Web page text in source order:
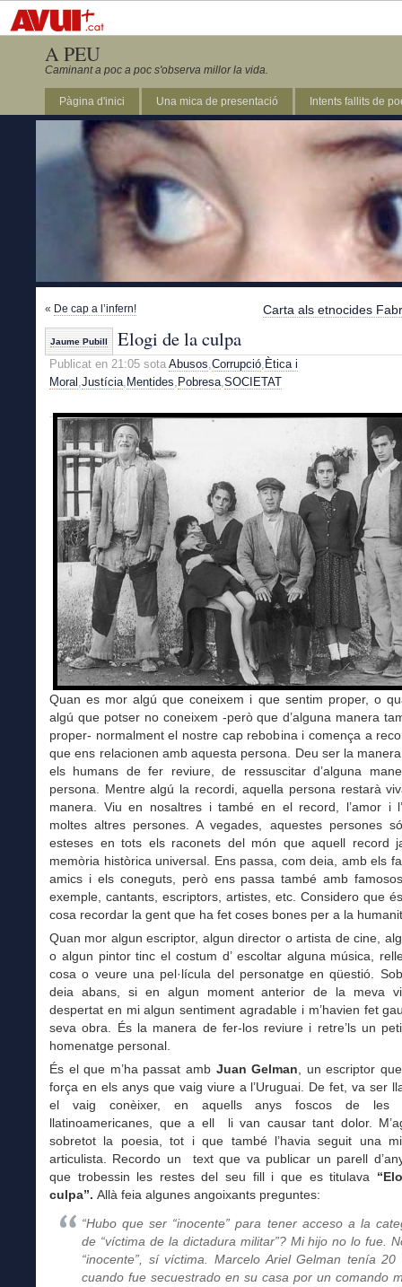
A PEU
Caminant a poc a poc s'observa millor la vida.
Pàgina d'inici Una mica de presentació Intents fallits de
« De cap a l’infern! Carta als etnocides
Jaume Pubill Elogi de la culpa
Publicat en 21:05 sota Abusos,Corrupció, Ètica i
Moral ,Justícia, Mentides, Pobresa,SOCIETAT
Quan es mor algú que coneixem i que sentim proper, o
algú que potser no coneixem -però que d’alguna manera
proper- normalment el nostre cap rebobina i comença a
que ens relacionen amb aquesta persona. Deu ser la
els humans de fer reviure, de ressuscitar d’alguna
persona. Mentre algú la recordi, aquella persona restarà
manera. Viu en nosaltres i també en el record, l’amor i
moltes altres persones. A vegades, aquestes persones
esteses en tots els raconets del món que aquell record
memòria històrica universal. Ens passa, com deia, amb els
amics i els coneguts, però ens passa també amb
exemple, cantants, escriptors, artistes, etc. Considero que
cosa recordar la gent que ha fet coses bones per a la
Quan mor algun escriptor, algun director o artista de cine,
o algun pintor tinc el costum d’ escoltar alguna música,
cosa o veure una pel·lícula del personatge en qüestió.
deia abans, si en algun moment anterior de la meva
despertat en mi algun sentiment agradable i m’havien fet
seva obra. És la manera de fer-los reviure i retre’ls un
homenatge personal.
És el que m’ha passat amb Juan Gelman , un escriptor
força en els anys que vaig viure a l’Uruguai. De fet, va ser
el vaig conèixer, en aquells anys foscos de les
llatinoamericanes, que a ell li van causar tant dolor.
sobretot la poesia, tot i que també l’havia seguit una
articulista. Recordo un text que va publicar un parell
que trobessin les restes del seu fill i que es titulava
culpa”. Allà feia algunes angoixants preguntes:
“Hubo que ser “inocente” para tener acceso a la
de “víctima de la dictadura militar”? Mi hijo no lo fue.
“inocente”, sí víctima. Marcelo Ariel Gelman tenía 20
cuando fue secuestrado en su casa por un comando